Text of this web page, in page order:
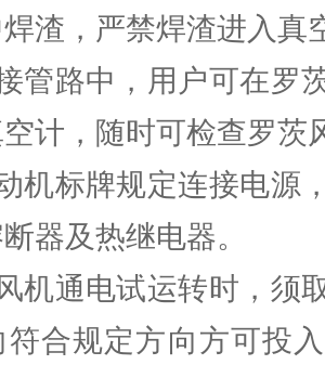
渣，严禁焊渣进入真
管路中，用户可在罗
计，随时可检查罗茨
机标牌规定连接电源
器及热继电器。
机通电试运转时，须
符合规定方向方可投